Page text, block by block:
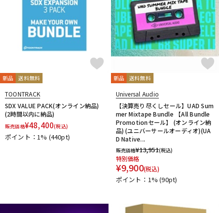
中古 ヴィンテージ
HEAVYOCITY
HEiL SOUND HERCULES
ICON
iConnectivity
IK Multimedia
Ikebe Original
IMAGE LINE SOFTWARE
Inspired Acoustics
INTERNET
iZotope
KAWAII FUTURESAMPLES
Klevgrand
LEWITT Lexicon
moog
MOTU
Native Instruments
Nektar Technology
NEUMANN NOVATION Nugen Audio
O-R
OVERLOUD Oyaide PG Music
Pitch Innovations
Positive Grid
PreSonus
Prominy
RODE Roland
serato
SHURE
新品 送料無料
TOONTRACK
SDX VALUE PACK(オンライン納品)
(2時間以内に納品)
販売価格¥48,400(税込)
ポイント：1% (440pt)
新品 送料無料
Universal Audio
【決算売り尽くしセール】UAD Sum
mer Mixtape Bundle 【All Bundle
Promotionセール】 (オンライン納
品) (ユニバーサールオーディオ)(UA
D Native...
販売価格¥13,951(税込)
特別価格
¥9,900(税込)
ポイント：1%(90pt)